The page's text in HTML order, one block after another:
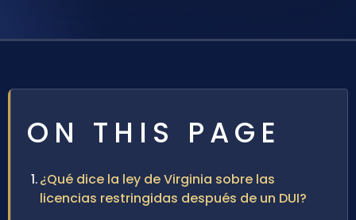
ON THIS PAGE
¿Qué dice la ley de Virginia sobre las
licencias restringidas después de un DUI?